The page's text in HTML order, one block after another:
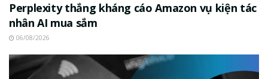
Perplexity thắng kháng cáo Amazon vụ kiện tác
nhân AI mua sắm
06/08/2026